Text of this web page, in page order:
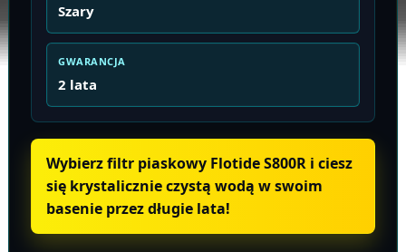
Szary
GWARANCJA
2 lata
Wybierz filtr piaskowy Flotide S800R i ciesz
się krystalicznie czystą wodą w swoim
basenie przez długie lata!